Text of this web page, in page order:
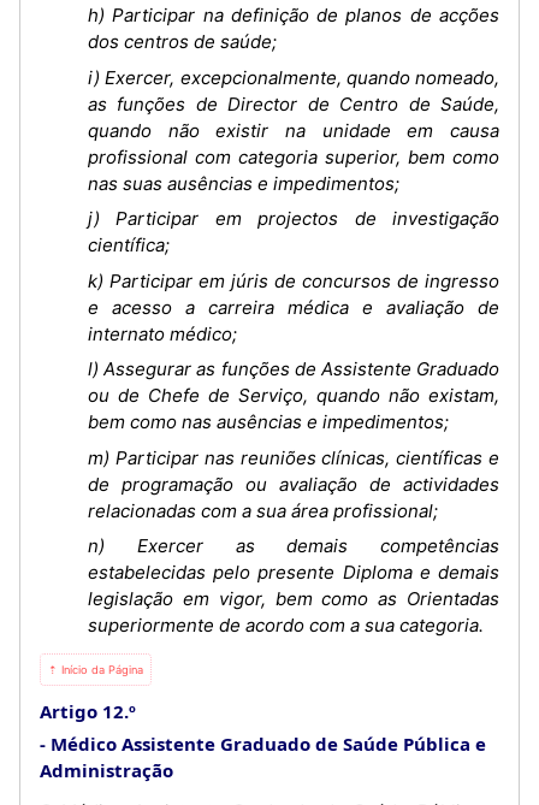
h) Participar na definição de planos de acções
dos centros de saúde;
i) Exercer, excepcionalmente, quando nomeado,
as funções de Director de Centro de Saúde,
quando não existir na unidade em causa
profissional com categoria superior, bem como
nas suas ausências e impedimentos;
j) Participar em projectos de investigação
científica;
k) Participar em júris de concursos de ingresso
e acesso a carreira médica e avaliação de
internato médico;
l) Assegurar as funções de Assistente Graduado
ou de Chefe de Serviço, quando não existam,
bem como nas ausências e impedimentos;
m) Participar nas reuniões clínicas, científicas e
de programação ou avaliação de actividades
relacionadas com a sua área profissional;
n) Exercer as demais competências
estabelecidas pelo presente Diploma e demais
legislação em vigor, bem como as Orientadas
superiormente de acordo com a sua categoria.
⇡ Início da Página
Artigo 12.º
Médico Assistente Graduado de Saúde Pública e
Administração